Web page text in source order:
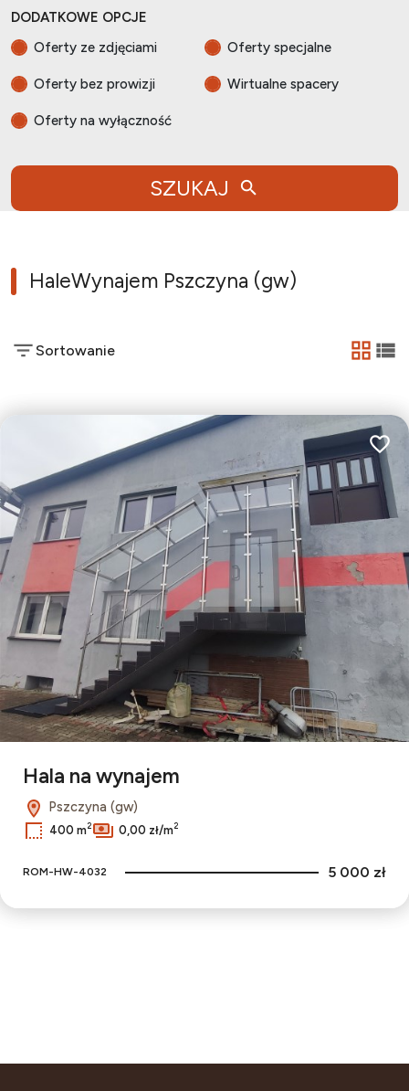
DODATKOWE OPCJE
Oferty ze zdjęciami
Oferty specjalne
Oferty bez prowizji Wirtualne spacery
Oferty na wyłączność
SZUKAJ
HaleWynajem Pszczyna (gw)
Sortowanie
tabela
Dodaj
Hala na wynajem
Pszczyna (gw)
400 m2 0,00 zł/m2
ROM-HW-4032 5 000 zł